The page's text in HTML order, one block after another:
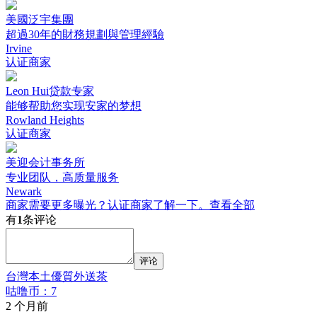
美國泛宇集團
超過30年的財務規劃與管理經驗
Irvine
认证商家
Leon Hui贷款专家
能够帮助您实现安家的梦想
Rowland Heights
认证商家
美迎会计事务所
专业团队，高质量服务
Newark
商家需要更多曝光？认证商家了解一下。 查看全部
有1条评论
评论
台灣本土優質外送茶
咕噜币：7
2 个月前